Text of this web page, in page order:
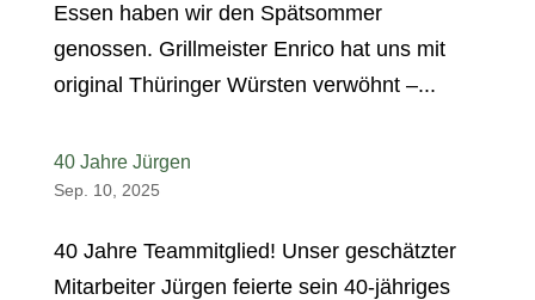
Essen haben wir den Spätsommer
genossen. Grillmeister Enrico hat uns mit
original Thüringer Würsten verwöhnt –...
40 Jahre Jürgen
Sep. 10, 2025
40 Jahre Teammitglied! Unser geschätzter
Mitarbeiter Jürgen feierte sein 40-jähriges